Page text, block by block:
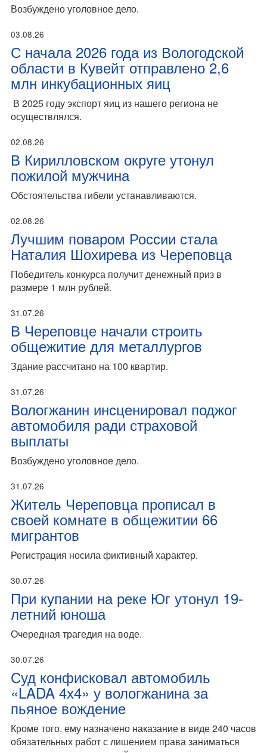
Возбуждено уголовное дело.
03.08.26
С начала 2026 года из Вологодской
области в Кувейт отправлено 2,6
млн инкубационных яиц
В 2025 году экспорт яиц из нашего региона не
осуществлялся.
02.08.26
В Кирилловском округе утонул
пожилой мужчина
Обстоятельства гибели устанавливаются.
02.08.26
Лучшим поваром России стала
Наталия Шохирева из Череповца
Победитель конкурса получит денежный приз в
размере 1 млн рублей.
31.07.26
В Череповце начали строить
общежитие для металлургов
Здание рассчитано на 100 квартир.
31.07.26
Вологжанин инсценировал поджог
автомобиля ради страховой
выплаты
Возбуждено уголовное дело.
31.07.26
Житель Череповца прописал в
своей комнате в общежитии 66
мигрантов
Регистрация носила фиктивный характер.
30.07.26
При купании на реке Юг утонул 19-
летний юноша
Очередная трагедия на воде.
30.07.26
Суд конфисковал автомобиль
«LADA 4х4» у вологжанина за
пьяное вождение
Кроме того, ему назначено наказание в виде 240 часов
обязательных работ с лишением права заниматься